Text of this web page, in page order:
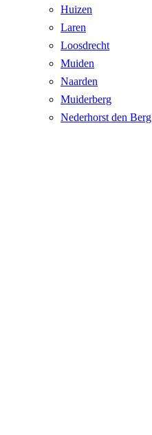
Huizen
Laren
Loosdrecht
Muiden
Naarden
Muiderberg
Nederhorst den Berg